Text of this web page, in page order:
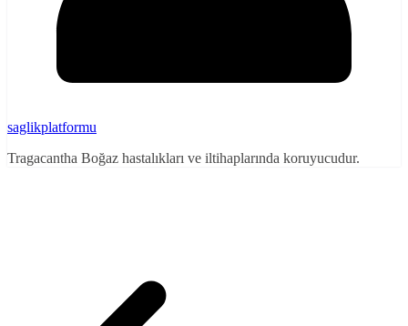
saglikplatformu
Tragacantha Boğaz hastalıkları ve iltihaplarında koruyucudur.